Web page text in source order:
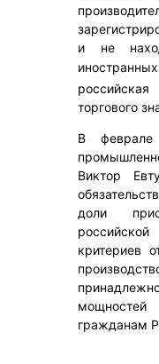
и не
торгового
В феврале
Виктор
доли
критериев
гражданам